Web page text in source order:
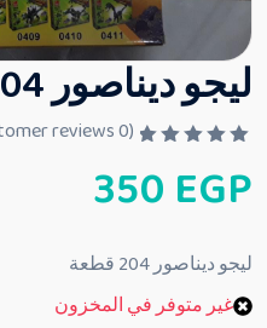
ليجو ديناصور 204 قطعة
م
ا
ي
م
(
0
350 EGP
ليجو ديناصور 204 قطعة
غير متوفر في المخزون